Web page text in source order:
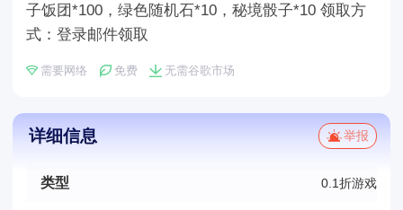
子饭团*100，绿色随机石*10，秘境骰子*10 领取方
式：登录邮件领取
需要网络 免费 无需谷歌市场
详细信息 举报
类型 0.1折游戏